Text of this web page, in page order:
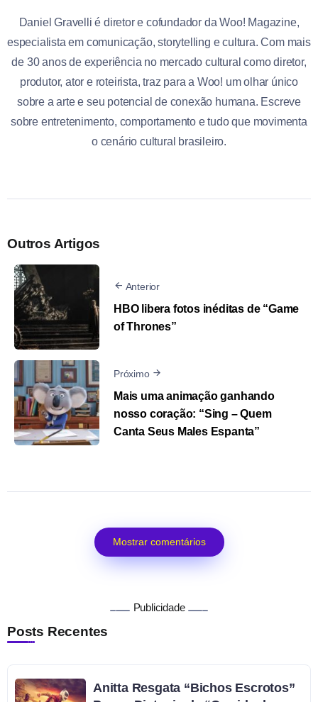
Daniel Gravelli é diretor e cofundador da Woo! Magazine,
especialista em comunicação, storytelling e cultura. Com mais
de 30 anos de experiência no mercado cultural como diretor,
produtor, ator e roteirista, traz para a Woo! um olhar único
sobre a arte e seu potencial de conexão humana. Escreve
sobre entretenimento, comportamento e tudo que movimenta
o cenário cultural brasileiro.
Outros Artigos
Anterior
HBO libera fotos inéditas de “Game
of Thrones”
Próximo
Mais uma animação ganhando
nosso coração: “Sing – Quem
Canta Seus Males Espanta”
Mostrar comentários
Publicidade
Posts Recentes
Anitta Resgata “Bichos Escrotos”